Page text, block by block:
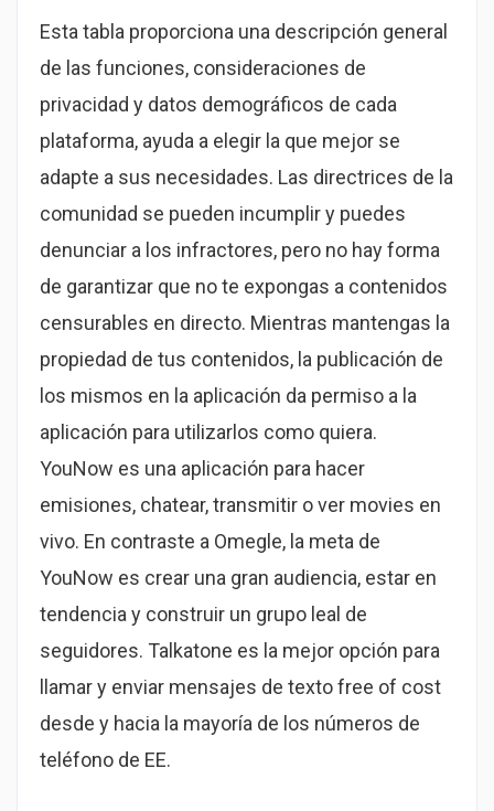
Esta tabla proporciona una descripción general
de las funciones, consideraciones de
privacidad y datos demográficos de cada
plataforma, ayuda a elegir la que mejor se
adapte a sus necesidades. Las directrices de la
comunidad se pueden incumplir y puedes
denunciar a los infractores, pero no hay forma
de garantizar que no te expongas a contenidos
censurables en directo. Mientras mantengas la
propiedad de tus contenidos, la publicación de
los mismos en la aplicación da permiso a la
aplicación para utilizarlos como quiera.
YouNow es una aplicación para hacer
emisiones, chatear, transmitir o ver movies en
vivo. En contraste a Omegle, la meta de
YouNow es crear una gran audiencia, estar en
tendencia y construir un grupo leal de
seguidores. Talkatone es la mejor opción para
llamar y enviar mensajes de texto free of cost
desde y hacia la mayoría de los números de
teléfono de EE.